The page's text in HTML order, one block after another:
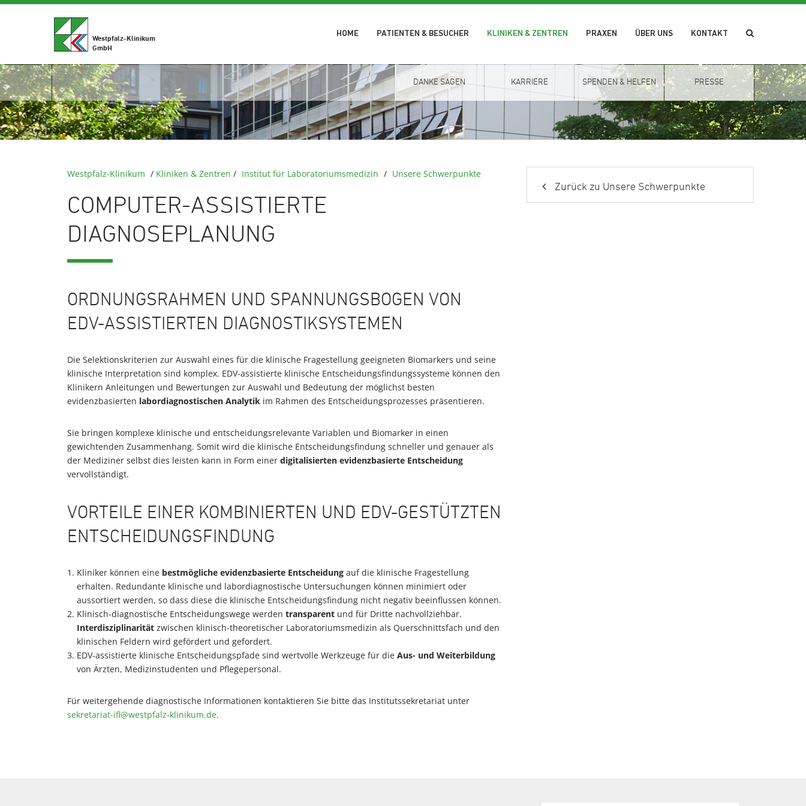
Westpfalz-Klinikum
GmbH
HOME PATIENTEN & BESUCHER KLINIKEN & ZENTREN PRAXEN ÜBER UNS KONTAKT
DANKE SAGEN KARRIERE SPENDEN & HELFEN PRESSE
Westpfalz-Klinikum / Kliniken & Zentren / Institut für Laboratoriumsmedizin / Unsere Schwerpunkte
COMPUTER-ASSISTIERTE
DIAGNOSEPLANUNG
ORDNUNGSRAHMEN UND SPANNUNGSBOGEN VON
EDV-ASSISTIERTEN DIAGNOSTIKSYSTEMEN
Die Selektionskriterien zur Auswahl eines für die klinische Fragestellung geeigneten Biomarkers und seine
klinische Interpretation sind komplex. EDV-assistierte klinische Entscheidungsfindungssysteme können den
Klinikern Anleitungen und Bewertungen zur Auswahl und Bedeutung der möglichst besten
evidenzbasierten labordiagnostischen Analytik im Rahmen des Entscheidungsprozesses präsentieren.
Sie bringen komplexe klinische und entscheidungsrelevante Variablen und Biomarker in einen
gewichtenden Zusammenhang. Somit wird die klinische Entscheidungsfindung schneller und genauer als
der Mediziner selbst dies leisten kann in Form einer digitalisierten evidenzbasierte Entscheidung
vervollständigt.
VORTEILE EINER KOMBINIERTEN UND EDV-GESTÜTZTEN
ENTSCHEIDUNGSFINDUNG
Kliniker können eine bestmögliche evidenzbasierte Entscheidung auf die klinische Fragestellung
erhalten. Redundante klinische und labordiagnostische Untersuchungen können minimiert oder
aussortiert werden, so dass diese die klinische Entscheidungsfindung nicht negativ beeinflussen können.
Klinisch-diagnostische Entscheidungswege werden transparent und für Dritte nachvollziehbar.
Interdisziplinarität zwischen klinisch-theoretischer Laboratoriumsmedizin als Querschnittsfach und den
klinischen Feldern wird gefördert und gefordert.
EDV-assistierte klinische Entscheidungspfade sind wertvolle Werkzeuge für die Aus- und Weiterbildung
von Ärzten, Medizinstudenten und Pflegepersonal.
Für weitergehende diagnostische Informationen kontaktieren Sie bitte das Institutssekretariat unter
sekretariat-ifl@westpfalz-klinikum.de.
Zurück zu Unsere Schwerpunkte